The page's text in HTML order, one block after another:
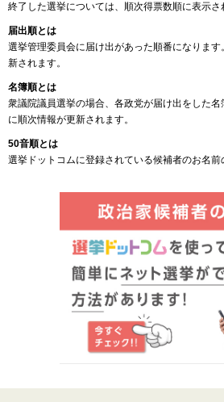
終了した選挙については、順次得票数順に表示さ
届出順とは
選挙管理委員会に届け出があった順番になりま
新されます。
名簿順とは
衆議院議員選挙の場合、各政党が届け出をした
に順次情報が更新されます。
50音順とは
選挙ドットコムに登録されている候補者のお名前